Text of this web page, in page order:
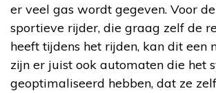
er veel gas wordt gegeven. Voor
sportieve rijder, die graag zelf de
heeft tijdens het rijden, kan dit een
zijn er juist ook automaten die het
geoptimaliseerd hebben, dat ze